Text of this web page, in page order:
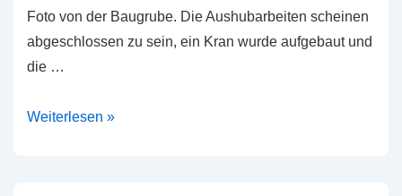
Foto von der Baugrube. Die Aushubarbeiten scheinen
abgeschlossen zu sein, ein Kran wurde aufgebaut und
die …
Update:
Weiterlesen »